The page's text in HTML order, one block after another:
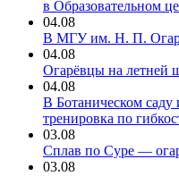
в Образовательном
04.08
В МГУ им. Н. П.
04.08
Огарёвцы на летней
04.08
В Ботаническом
тренировка по
03.08
Сплав по Суре —
03.08